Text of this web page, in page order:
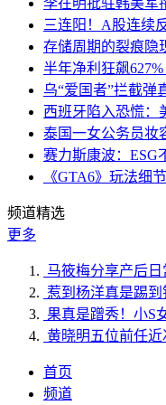
三连阳！A股连续
存储周期的裂痕隐
半年净利狂飙
乌“爱国者”拦截弹
西班牙陷入恐慌：
泰国一女公务员妆
赛力斯康波：ESG
《GTA6》玩法细
频道精选
更多
马筱梅分享产后
惹到杨洋真是踢
果真是蹭秀！小S
黄晓明五位前任
首页
频道